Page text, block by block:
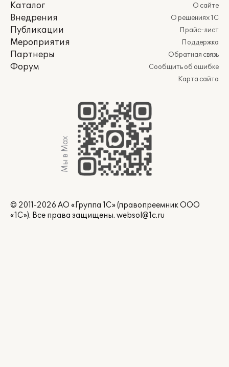
Каталог
Внедрения
Публикации
Мероприятия
Партнеры
Форум
О сайте
О решениях 1С
Прайс-лист
Поддержка
Обратная связь
Сообщить об ошибке
Карта сайта
Мы в Max
© 2011-2026 АО «Группа 1С» (правопреемник ООО
«1С»). Все права защищены. websol@1c.ru